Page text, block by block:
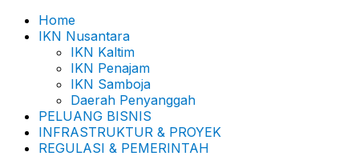
Home
IKN Nusantara
IKN Kaltim
IKN Penajam
IKN Samboja
Daerah Penyanggah
PELUANG BISNIS
INFRASTRUKTUR & PROYEK
REGULASI & PEMERINTAH